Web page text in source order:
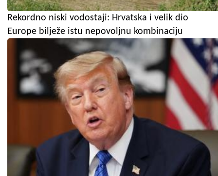
Rekordno niski vodostaji: Hrvatska i velik dio
Europe bilježe istu nepovoljnu kombinaciju